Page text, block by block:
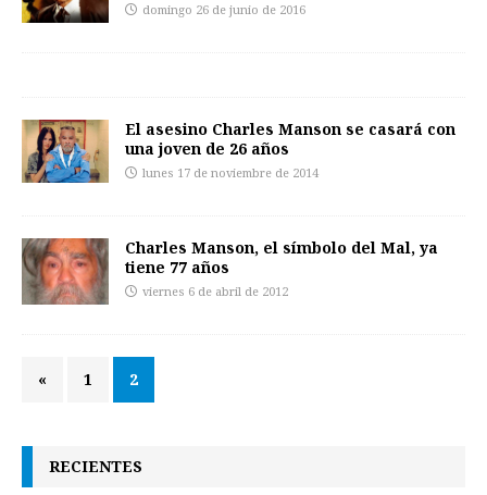
domingo 26 de junio de 2016
El asesino Charles Manson se casará con
una joven de 26 años
lunes 17 de noviembre de 2014
Charles Manson, el símbolo del Mal, ya
tiene 77 años
viernes 6 de abril de 2012
« 1 2
RECIENTES